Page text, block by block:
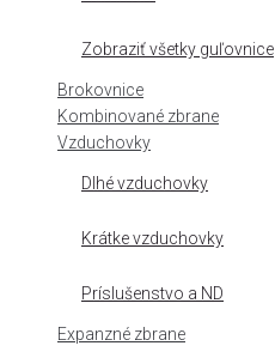
Zobraziť všetky guľovnice
Brokovnice
Kombinované zbrane
Vzduchovky
Dlhé vzduchovky
Krátke vzduchovky
Príslušenstvo a ND
Expanzné zbrane